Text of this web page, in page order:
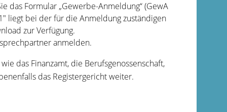
das Formular „Gewerbe-Anmeldung“ (GewA
liegt bei der für die Anmeldung zuständigen
zur Verfügung.
anmelden.
das Finanzamt, die Berufsgenossenschaft,
das Registergericht weiter.